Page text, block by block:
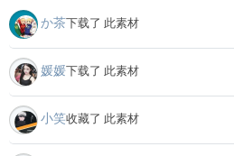
か茶下载了 此素材
媛媛下载了 此素材
小笑收藏了 此素材